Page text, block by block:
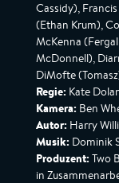
Cassidy),
(Ethan Krum),
McKenna
McDonnell),
DiMofte
Regie: Kate
Kamera: Ben
Autor: Harry
Musik: Dominik
Produzent: Two
in